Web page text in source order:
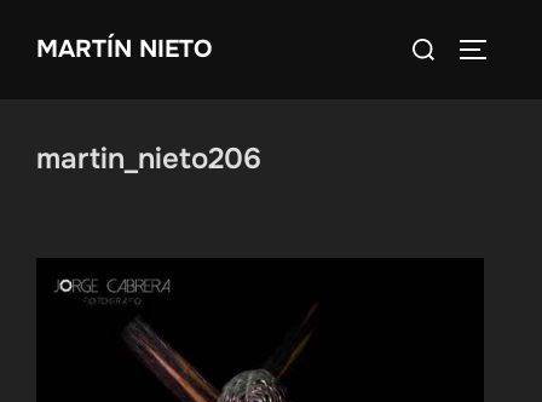
MARTÍN NIETO Buscar:
martin_nieto206